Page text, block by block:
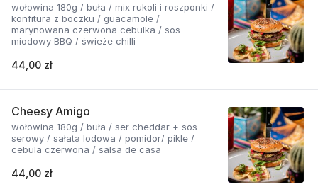
wołowina 180g / buła / mix rukoli i roszponki /
konfitura z boczku / guacamole /
marynowana czerwona cebulka / sos
miodowy BBQ / świeże chilli
44,00 zł
Cheesy Amigo
wołowina 180g / buła / ser cheddar + sos
serowy / sałata lodowa / pomidor/ pikle /
cebula czerwona / salsa de casa
44,00 zł